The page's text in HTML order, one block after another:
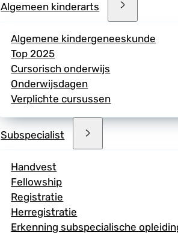
Algemeen kinderarts
Algemene kindergeneeskunde
Top 2025
Cursorisch onderwijs
Onderwijsdagen
Verplichte cursussen
Subspecialist
Handvest
Fellowship
Registratie
Herregistratie
Erkenning subspecialische